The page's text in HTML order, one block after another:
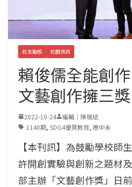
校友動態 校園快訊
賴俊儒全能創
文藝創作擁三獎
2022-10-24
編輯｜陳瑞斌
1140期, SDG4優質教育, 應中系
【本刊訊】為鼓勵學校師
許開創實驗與創新之題材
部主辦「文藝創作獎」日